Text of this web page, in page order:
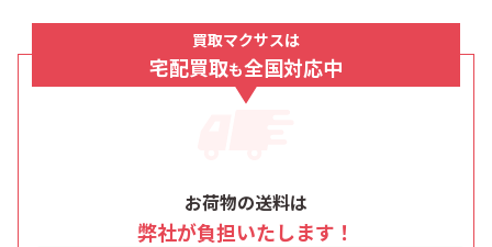
買取マクサスは
宅配買取も全国対応中
お荷物の送料は
弊社が負担いたします！